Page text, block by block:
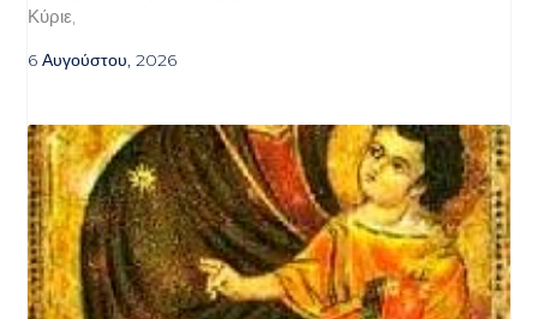
Κύριε,
6 Αυγούστου, 2026